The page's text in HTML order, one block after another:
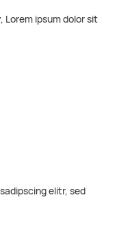
Lorem ipsum dolor sit
elitr, sed